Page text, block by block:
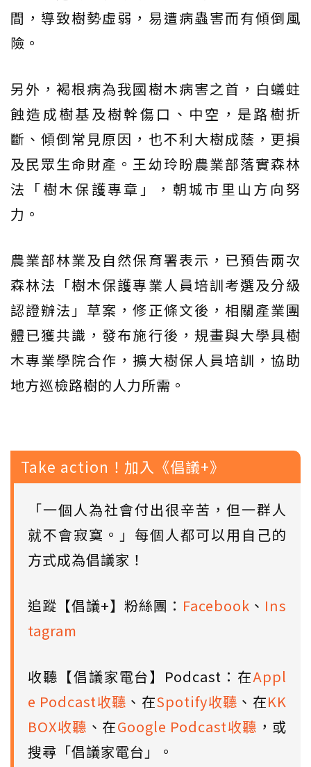
間，導致樹勢虛弱，易遭病蟲害而有傾倒風
險。
另外，褐根病為我國樹木病害之首，白蟻蛀
蝕造成樹基及樹幹傷口、中空，是路樹折
斷、傾倒常見原因，也不利大樹成蔭，更損
及民眾生命財產。王幼玲盼農業部落實森林
法「樹木保護專章」，朝城市里山方向努
力。
農業部林業及自然保育署表示，已預告兩次
森林法「樹木保護專業人員培訓考選及分級
認證辦法」草案，修正條文後，相關產業團
體已獲共識，發布施行後，規畫與大學具樹
木專業學院合作，擴大樹保人員培訓，協助
地方巡檢路樹的人力所需。
Take action！加入《倡議+》
「一個人為社會付出很辛苦，但一群人
就不會寂寞。」每個人都可以用自己的
方式成為倡議家！
追蹤【倡議+】粉絲團： Facebook 、 Ins
tagram
收聽【倡議家電台】Podcast：在Appl
e Podcast收聽 、在Spotify收聽 、在KK
BOX收聽 、在Google Podcast收聽 ，或
搜尋「倡議家電台」。